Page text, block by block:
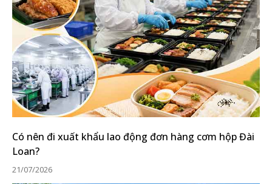
Có nên đi xuất khẩu lao động đơn hàng cơm hộp Đài
Loan?
21/07/2026